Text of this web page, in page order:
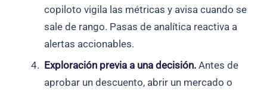
copiloto vigila las métricas y avisa cuando se
sale de rango. Pasas de analítica reactiva a
alertas accionables.
Exploración previa a una decisión. Antes de
aprobar un descuento, abrir un mercado o